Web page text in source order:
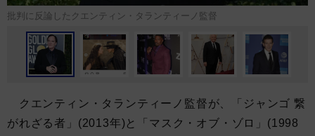
批判に反論したクエンティン・タランティーノ監督
クエンティン・タランティーノ監督が、「ジャンゴ 繋
がれざる者」(2013年)と「マスク・オブ・ゾロ」(1998